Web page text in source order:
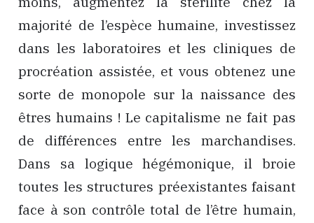
majorité de l’espèce humaine, investissez
dans les laboratoires et les cliniques de
procréation assistée, et vous obtenez une
sorte de monopole sur la naissance des
êtres humains ! Le capitalisme ne fait pas
de différences entre les marchandises.
Dans sa logique hégémonique, il broie
toutes les structures préexistantes faisant
face à son contrôle total de l’être humain,